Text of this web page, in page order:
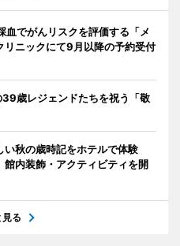
血でがんリスクを評価する「メ
リニックにて9月以降の予約受付
歳レジェンドたちを祝う「敬
い秋の歳時記をホテルで体験
館内装飾・アクティビティを開
見る